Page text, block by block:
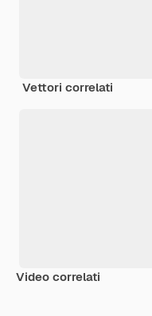
Vettori correlati
Video correlati